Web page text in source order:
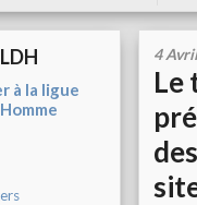
à la ligue
4
Le